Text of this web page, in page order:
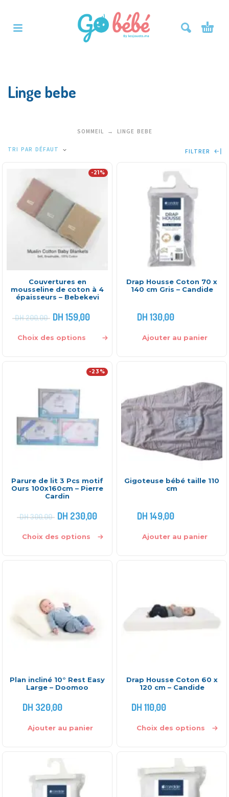
Linge bebe
SOMMEIL LINGE BEBE
TRI PAR DÉFAUT FILTRER
-21%
Couvertures en
mousseline de coton à 4
épaisseurs – Bebekevi
DH200,00 DH 159,00
Choix des options
Drap Housse Coton 70 x
140 cm Gris – Candide
DH 130,00
Ajouter au panier
-23%
Parure de lit 3 Pcs motif
Ours 100x160cm – Pierre
Cardin
DH300,00 DH 230,00
Choix des options
Gigoteuse bébé taille 110
cm
DH 149,00
Ajouter au panier
Plan incliné 10° Rest Easy
Large – Doomoo
DH 320,00
Ajouter au panier
Drap Housse Coton 60 x
120 cm – Candide
DH 110,00
Choix des options